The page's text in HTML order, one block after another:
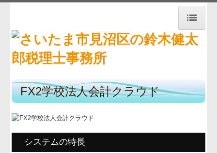
トップページ
お知らせ
事務所紹介
経営理念
交通案内
業務案内
FX2学校法人会計クラウド
システムの特長